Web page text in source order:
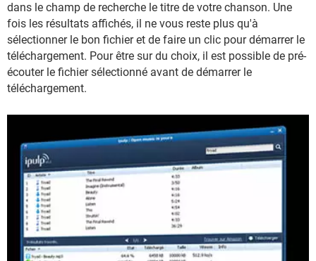
dans le champ de recherche le titre de votre chanson. Une
fois les résultats affichés, il ne vous reste plus qu'à
sélectionner le bon fichier et de faire un clic pour démarrer le
téléchargement. Pour être sur du choix, il est possible de pré-
écouter le fichier sélectionné avant de démarrer le
téléchargement.